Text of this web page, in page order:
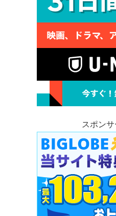
スポン